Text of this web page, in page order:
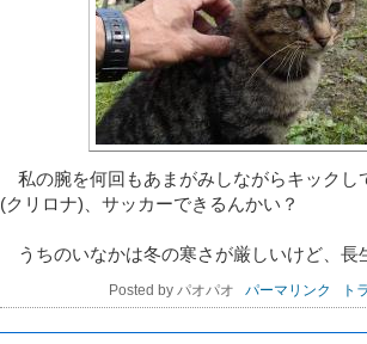
私の腕を何回もあまがみしながらキックし
(クリロナ)、サッカーできるんかい？
うちのいなかは冬の寒さが厳しいけど、長
Posted by パオパオ パーマリンク ト